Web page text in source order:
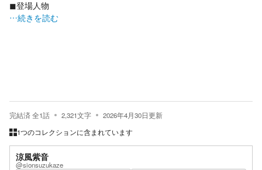
◼︎登場人物
…続きを読む
完結済全1話 2,321文字 2026年4月30日更新
1つのコレクションに含まれています
涼風紫音
@sionsuzukaze